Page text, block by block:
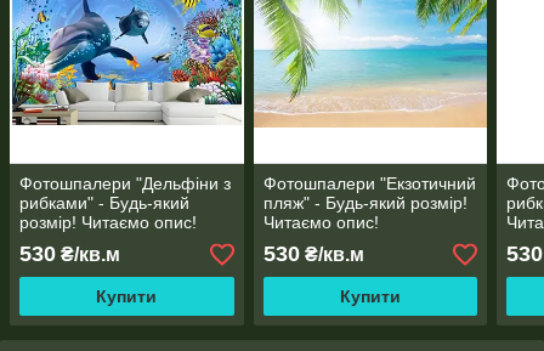
Фотошпалери "Дельфіни з
рибками" - Будь-який
розмір! Читаємо опис!
530 ₴/кв.м
Купити
Фотошпалери "Екзотичний
пляж" - Будь-який розмір!
Читаємо опис!
530₴/кв.м
Купити
530